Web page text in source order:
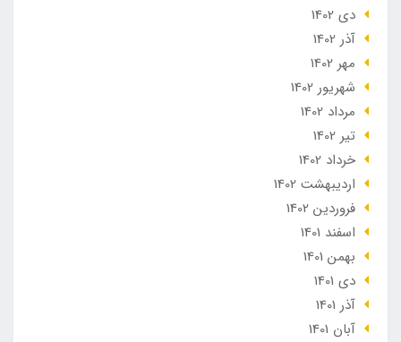
دی 1402
آذر 1402
مهر 1402
شهریور 1402
مرداد 1402
تير 1402
خرداد 1402
ارديبهشت 1402
فروردین 1402
اسفند 1401
بهمن 1401
دی 1401
آذر 1401
آبان 1401